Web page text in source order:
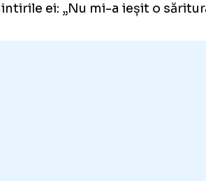
ei: „Nu mi-a ieșit o